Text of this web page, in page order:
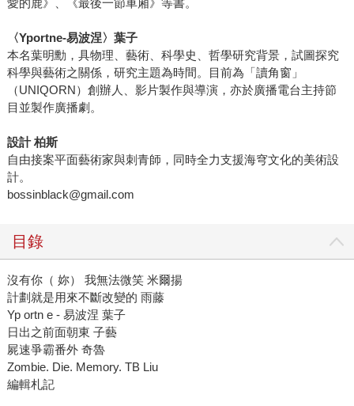
愛的鹿》、《最後一節車廂》等書。
〈Yportne-易波涅〉葉子
本名葉明勳，具物理、藝術、科學史、哲學研究背景，試圖探究
科學與藝術之關係，研究主題為時間。目前為「讀角窗」
（UNIQORN）創辦人、影片製作與導演，亦於廣播電台主持節
目並製作廣播劇。
設計 柏斯
自由接案平面藝術家與刺青師，同時全力支援海穹文化的美術設
計。
bossinblack@gmail.com
目錄
沒有你（ 妳） 我無法微笑 米爾揚
計劃就是用來不斷改變的 雨藤
Yp ortn e - 易波涅 葉子
日出之前面朝東 子藝
屍速爭霸番外 奇魯
Zombie. Die. Memory. TB Liu
編輯札記